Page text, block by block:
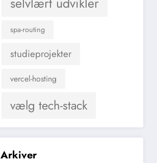
spa-routing
studieprojekter
vercel-hosting
vælg tech-stack
Arkiver